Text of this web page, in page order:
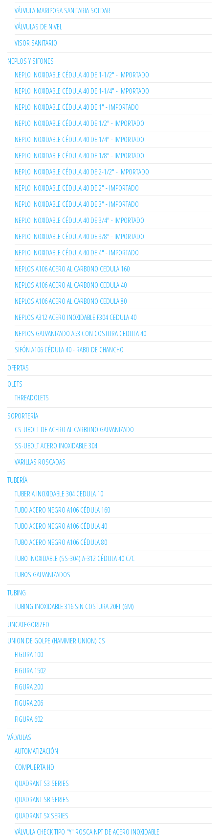
VÁLVULA MARIPOSA SANITARIA SOLDAR
VÁLVULAS DE NIVEL
VISOR SANITARIO
NEPLOS Y SIFONES
NEPLO INOXIDABLE CÉDULA 40 DE 1-1/2" - IMPORTADO
NEPLO INOXIDABLE CÉDULA 40 DE 1-1/4" - IMPORTADO
NEPLO INOXIDABLE CÉDULA 40 DE 1" - IMPORTADO
NEPLO INOXIDABLE CÉDULA 40 DE 1/2" - IMPORTADO
NEPLO INOXIDABLE CÉDULA 40 DE 1/4" - IMPORTADO
NEPLO INOXIDABLE CÉDULA 40 DE 1/8" - IMPORTADO
NEPLO INOXIDABLE CÉDULA 40 DE 2-1/2" - IMPORTADO
NEPLO INOXIDABLE CÉDULA 40 DE 2" - IMPORTADO
NEPLO INOXIDABLE CÉDULA 40 DE 3" - IMPORTADO
NEPLO INOXIDABLE CÉDULA 40 DE 3/4" - IMPORTADO
NEPLO INOXIDABLE CÉDULA 40 DE 3/8" - IMPORTADO
NEPLO INOXIDABLE CÉDULA 40 DE 4" - IMPORTADO
NEPLOS A106 ACERO AL CARBONO CEDULA 160
NEPLOS A106 ACERO AL CARBONO CEDULA 40
NEPLOS A106 ACERO AL CARBONO CEDULA 80
NEPLOS A312 ACERO INOXIDABLE F304 CEDULA 40
NEPLOS GALVANIZADO A53 CON COSTURA CEDULA 40
SIFÓN A106 CÉDULA 40 - RABO DE CHANCHO
OFERTAS
OLETS
THREADOLETS
SOPORTERÍA
CS-UBOLT DE ACERO AL CARBONO GALVANIZADO
SS-UBOLT ACERO INOXIDABLE 304
VARILLAS ROSCADAS
TUBERÍA
TUBERIA INOXIDABLE 304 CEDULA 10
TUBO ACERO NEGRO A106 CÉDULA 160
TUBO ACERO NEGRO A106 CÉDULA 40
TUBO ACERO NEGRO A106 CÉDULA 80
TUBO INOXIDABLE (SS-304) A-312 CÉDULA 40 C/C
TUBOS GALVANIZADOS
TUBING
TUBING INOXIDABLE 316 SIN COSTURA 20FT (6M)
UNCATEGORIZED
UNION DE GOLPE (HAMMER UNION) CS
FIGURA 100
FIGURA 1502
FIGURA 200
FIGURA 206
FIGURA 602
VÁLVULAS
AUTOMATIZACIÓN
COMPUERTA HD
QUADRANT S3 SERIES
QUADRANT SB SERIES
QUADRANT SX SERIES
VÁLVULA CHECK TIPO "Y" ROSCA NPT DE ACERO INOXIDABLE